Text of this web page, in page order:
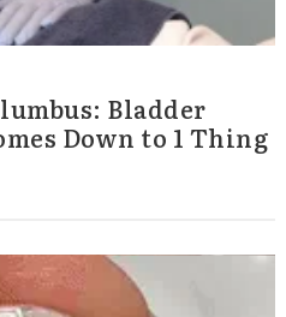
Bladder
Down to 1 Thing